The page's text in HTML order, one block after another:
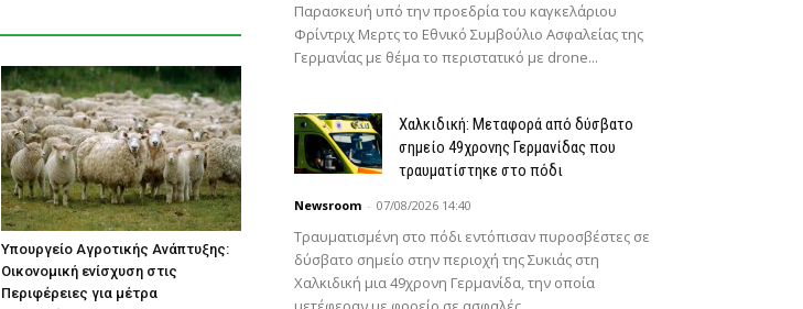
Υπουργείο Αγροτικής Ανάπτυξης:
Οικονομική ενίσχυση στις
Περιφέρειες για μέτρα
Παρασκευή υπό την προεδρία του καγκελάριου
Φρίντριχ Μερτς το Εθνικό Συμβούλιο Ασφαλείας της
Γερμανίας με θέμα το περιστατικό με drone...
Χαλκιδική: Μεταφορά από δύσβατο
σημείο 49χρονης Γερμανίδας που
τραυματίστηκε στο πόδι
Newsroom - 07/08/2026 14:40
Τραυματισμένη στο πόδι εντόπισαν πυροσβέστες σε
δύσβατο σημείο στην περιοχή της Συκιάς στη
Χαλκιδική μια 49χρονη Γερμανίδα, την οποία